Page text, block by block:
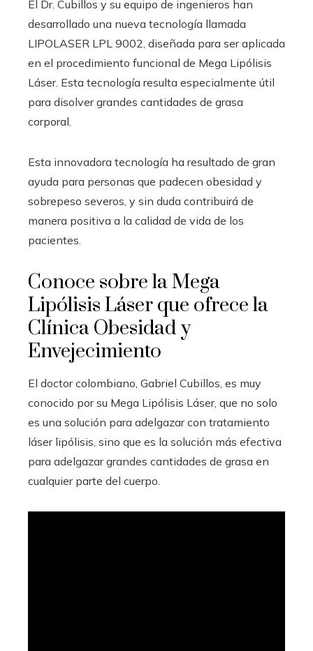
El Dr. Cubillos y su equipo de ingenieros han
desarrollado una nueva tecnología llamada
LIPOLASER LPL 9002, diseñada para ser aplicada
en el procedimiento funcional de Mega Lipólisis
Láser. Esta tecnología resulta especialmente útil
para disolver grandes cantidades de grasa
corporal.
Esta innovadora tecnología ha resultado de gran
ayuda para personas que padecen obesidad y
sobrepeso severos, y sin duda contribuirá de
manera positiva a la calidad de vida de los
pacientes.
Conoce sobre la Mega
Lipólisis Láser que ofrece la
Clínica Obesidad y
Envejecimiento
El doctor colombiano, Gabriel Cubillos, es muy
conocido por su Mega Lipólisis Láser, que no solo
es una solución para adelgazar con tratamiento
láser lipólisis, sino que es la solución más efectiva
para adelgazar grandes cantidades de grasa en
cualquier parte del cuerpo.